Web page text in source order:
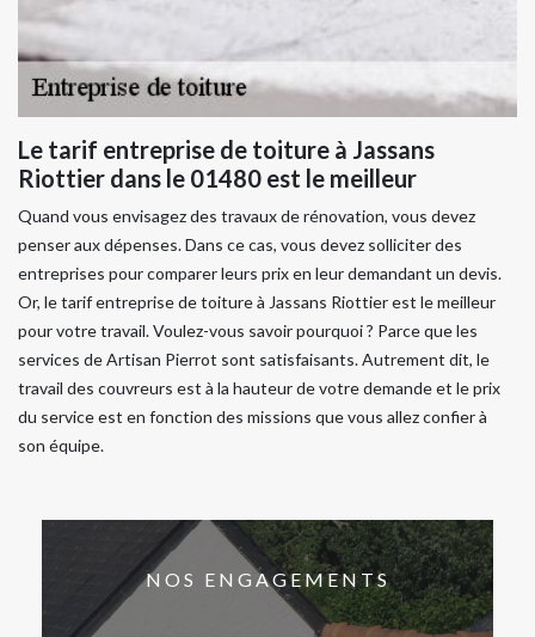
Le tarif entreprise de toiture à Jassans
Riottier dans le 01480 est le meilleur
Quand vous envisagez des travaux de rénovation, vous devez
penser aux dépenses. Dans ce cas, vous devez solliciter des
entreprises pour comparer leurs prix en leur demandant un devis.
Or, le tarif entreprise de toiture à Jassans Riottier est le meilleur
pour votre travail. Voulez-vous savoir pourquoi ? Parce que les
services de Artisan Pierrot sont satisfaisants. Autrement dit, le
travail des couvreurs est à la hauteur de votre demande et le prix
du service est en fonction des missions que vous allez confier à
son équipe.
NOS ENGAGEMENTS